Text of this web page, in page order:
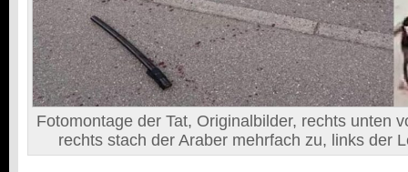
Fotomontage der Tat, Originalbilder, rechts unten
rechts stach der Araber mehrfach zu, links der